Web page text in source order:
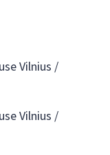
Vilnius /
Vilnius /